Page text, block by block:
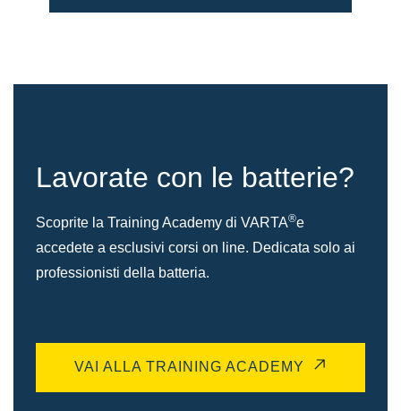
Lavorate con le batterie?
Scoprite la Training Academy di VARTA®e
accedete a esclusivi corsi on line. Dedicata solo ai
professionisti della batteria.
VAI ALLA TRAINING ACADEMY